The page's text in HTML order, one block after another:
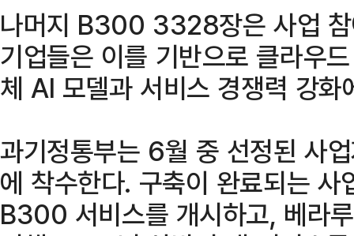
나머지 B300 3328장은 사업 참
기업들은 이를 기반으로 클라우
체 AI 모델과 서비스 경쟁력 강화
과기정통부는 6월 중 선정된 사
에 착수한다. 구축이 완료되는 사
B300 서비스를 개시하고, 베라